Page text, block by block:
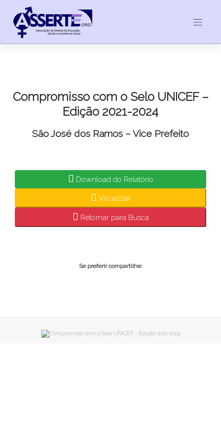
content
Compromisso com o Selo UNICEF –
Edição 2021-2024
São José dos Ramos – Vice Prefeito
Download do Relatório
Visualizar
Retornar para Busca
Se preferir compartilhe: